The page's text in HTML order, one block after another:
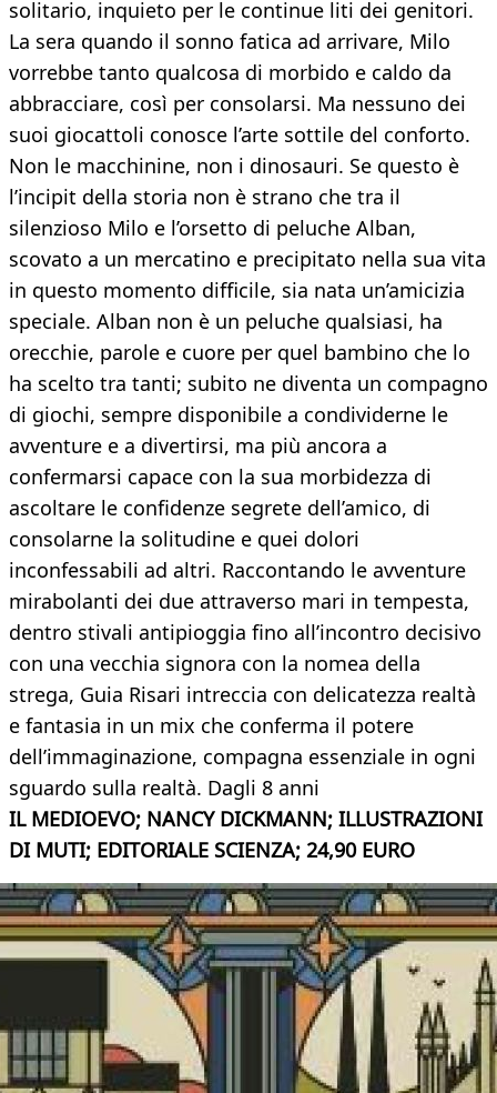
solitario, inquieto per le continue liti dei genitori.
La sera quando il sonno fatica ad arrivare, Milo
vorrebbe tanto qualcosa di morbido e caldo da
abbracciare, così per consolarsi. Ma nessuno dei
suoi giocattoli conosce l’arte sottile del conforto.
Non le macchinine, non i dinosauri. Se questo è
l’incipit della storia non è strano che tra il
silenzioso Milo e l’orsetto di peluche Alban,
scovato a un mercatino e precipitato nella sua vita
in questo momento difficile, sia nata un’amicizia
speciale. Alban non è un peluche qualsiasi, ha
orecchie, parole e cuore per quel bambino che lo
ha scelto tra tanti; subito ne diventa un compagno
di giochi, sempre disponibile a condividerne le
avventure e a divertirsi, ma più ancora a
confermarsi capace con la sua morbidezza di
ascoltare le confidenze segrete dell’amico, di
consolarne la solitudine e quei dolori
inconfessabili ad altri. Raccontando le avventure
mirabolanti dei due attraverso mari in tempesta,
dentro stivali antipioggia fino all’incontro decisivo
con una vecchia signora con la nomea della
strega, Guia Risari intreccia con delicatezza realtà
e fantasia in un mix che conferma il potere
dell’immaginazione, compagna essenziale in ogni
sguardo sulla realtà. Dagli 8 anni
IL MEDIOEVO; NANCY DICKMANN; ILLUSTRAZIONI
DI MUTI; EDITORIALE SCIENZA; 24,90 EURO